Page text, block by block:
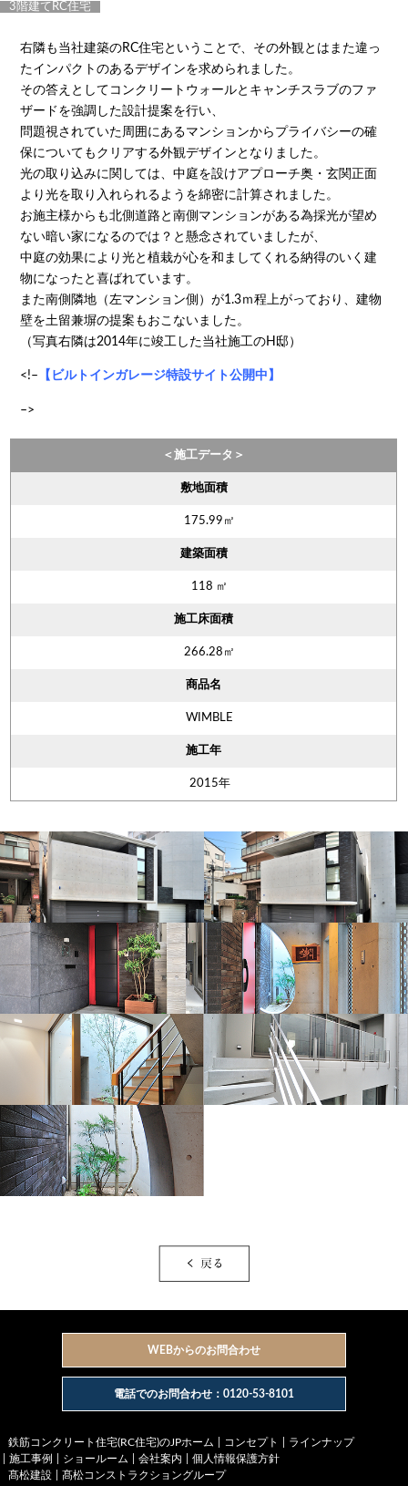
3階建てRC住宅
右隣も当社建築のRC住宅ということで、その外観とはまた違っ
たインパクトのあるデザインを求められました。
その答えとしてコンクリートウォールとキャンチスラブのファ
ザードを強調した設計提案を行い、
問題視されていた周囲にあるマンションからプライバシーの確
保についてもクリアする外観デザインとなりました。
光の取り込みに関しては、中庭を設けアプローチ奥・玄関正面
より光を取り入れられるようを綿密に計算されました。
お施主様からも北側道路と南側マンションがある為採光が望め
ない暗い家になるのでは？と懸念されていましたが、
中庭の効果により光と植栽が心を和ましてくれる納得のいく建
物になったと喜ばれています。
また南側隣地（左マンション側）が1.3ｍ程上がっており、建物
壁を土留兼塀の提案もおこないました。
（写真右隣は2014年に竣工した当社施工のH邸）
<!– 【ビルトインガレージ特設サイト公開中】
–>
＜施工データ＞
敷地面積
175.99㎡
建築面積
118 ㎡
施工床面積
266.28㎡
商品名
WIMBLE
施工年
2015年
WEBからのお問合わせ
電話でのお問合わせ：0120-53-8101
鉄筋コンクリート住宅(RC住宅)のJPホーム コンセプト
ラインナップ
施工事例
ショールーム 会社案内
個人情報保護方針
髙松建設
髙松コンストラクショングループ